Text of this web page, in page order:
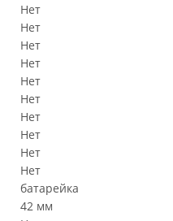
Нет
Нет
Нет
Нет
Нет
Нет
Нет
Нет
Нет
Нет
батарейка
42 мм